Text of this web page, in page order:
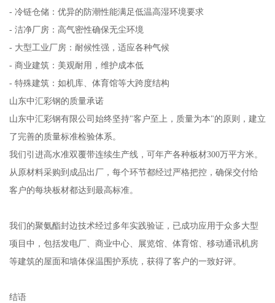
- 冷链仓储：优异的防潮性能满足低温高湿环境要求
- 洁净厂房：高气密性确保无尘环境
- 大型工业厂房：耐候性强，适应各种气候
- 商业建筑：美观耐用，维护成本低
- 特殊建筑：如机库、体育馆等大跨度结构
山东中汇彩钢的质量承诺
山东中汇彩钢有限公司始终坚持"客户至上，质量为本"的原则，建立
了完善的质量标准检验体系。
我们引进高水准双覆带连续生产线，可年产各种板材300万平方米。
从原材料采购到成品出厂，每个环节都经过严格把控，确保交付给
客户的每块板材都达到最高标准。
我们的聚氨酯封边技术经过多年实践验证，已成功应用于众多大型
项目中，包括发电厂、商业中心、展览馆、体育馆、移动通讯机房
等建筑的屋面和墙体保温围护系统，获得了客户的一致好评。
结语